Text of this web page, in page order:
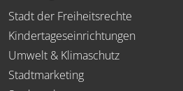
Stadt der Freiheitsrechte
Kindertageseinrichtungen
Umwelt & Klimaschutz
Stadtmarketing